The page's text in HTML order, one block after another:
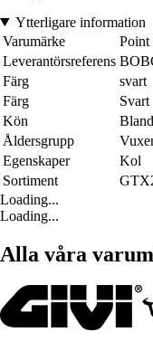
Ytterligare information
Varumärke
Point
Leverantörsreferens
Färg
svart
Färg
Svart
Kön
Åldersgrupp
Egenskaper
Kol
Sortiment
Loading...
Loading...
Alla våra